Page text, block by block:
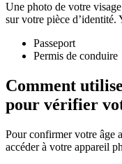
Une photo de votre
sur votre pièce d’identité.
Passeport
Permis de conduire
Comment
pour vérifier
Pour confirmer votre âge
accéder à votre appareil